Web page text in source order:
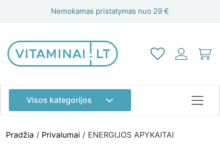
Nemokamas pristatymas nuo 29 €
Visos kategorijos
Pradžia / Privalumai / ENERGIJOS APYKAITAI